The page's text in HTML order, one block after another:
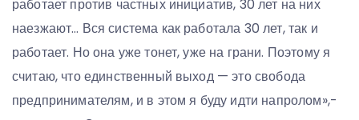
работает против частных инициатив, 30 лет на них
наезжают… Вся система как работала 30 лет, так и
работает. Но она уже тонет, уже на грани. Поэтому я
считаю, что единственный выход — это свобода
предпринимателям, и в этом я буду идти напролом»,-